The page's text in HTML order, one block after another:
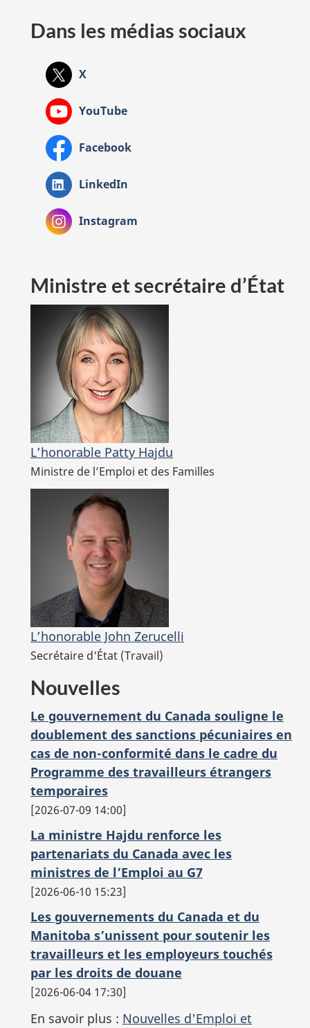
Dans les médias sociaux
X
YouTube
Facebook
LinkedIn
Instagram
Ministre et secrétaire d’État
L’honorable Patty Hajdu
Ministre de l’Emploi et des Familles
L’honorable John Zerucelli
Secrétaire d'État (Travail)
Nouvelles
Le gouvernement du Canada souligne le
doublement des sanctions pécuniaires en
cas de non-conformité dans le cadre du
Programme des travailleurs étrangers
temporaires
2026-07-09 14:00
La ministre Hajdu renforce les
partenariats du Canada avec les
ministres de l’Emploi au G7
2026-06-10 15:23
Les gouvernements du Canada et du
Manitoba s’unissent pour soutenir les
travailleurs et les employeurs touchés
par les droits de douane
2026-06-04 17:30
En savoir plus : Nouvelles d'Emploi et